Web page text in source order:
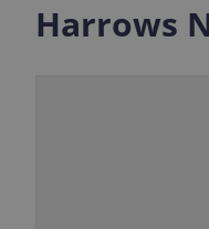
Harrows